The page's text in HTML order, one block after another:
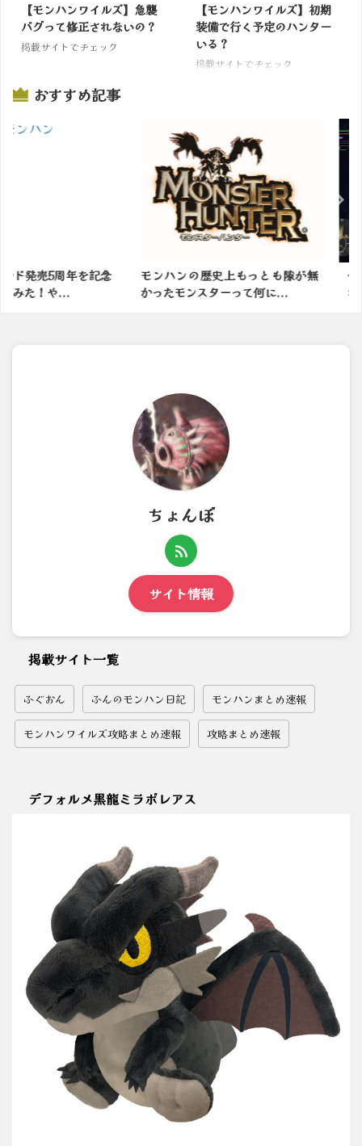
【モンハンワイルズ】急襲
バグって修正されないの？
掲載サイトでチェック
【モンハンワイルズ】初期
装備で行く予定のハンター
いる？
掲載サイトでチェック
おすすめ記事
周年を記念
...
モンハンの歴史上もっとも隙が無
かったモンスターって何に...
今日の古
わ〜：アイ
ちょんぼ
サイト情報
掲載サイト一覧
ふぐおん ふんのモンハン日記 モンハンまとめ速報
モンハンワイルズ攻略まとめ速報 攻略まとめ速報
デフォルメ黒龍ミラボレアス